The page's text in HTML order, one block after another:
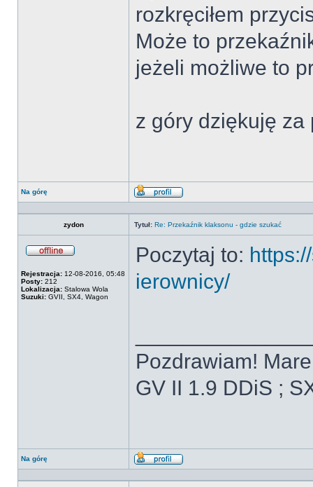
rozkręciłem
Może to
jeżeli możliwe to
z góry dziękuję
Na górę
Wyświetl
zydon
Tytuł: Re: Przekaźnik klaksonu - gdzie szukać
Rejestracja: 12-08-2016, 05:48
Posty: 212
Lokalizacja: Stalowa Wola
Suzuki: GVII, SX4, Wagon
Poczytaj to:
ierownicy/
Pozdrawiam!
GV II 1.9 DDiS ;
Na górę
Wyświetl